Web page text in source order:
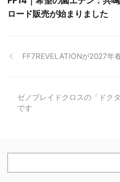
ロード販売が始まりました
FF7REVELATIONが2027年
ゼノブレイドクロスの「ドク
です